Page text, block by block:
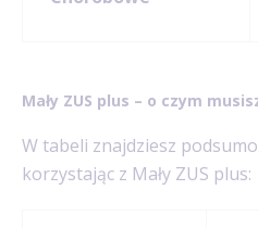
Mały ZUS plus – o czym
W tabeli znajdziesz
korzystając z Mały ZUS plus: